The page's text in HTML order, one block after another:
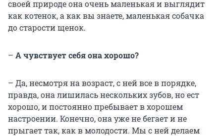
своей природе она очень маленькая и выглядит
как котенок, а как вы знаете, маленькая собачка
до старости щенок.
– А чувствует себя она хорошо?
– Да, несмотря на возраст, с ней все в порядке,
правда, она лишилась нескольких зубов, но ест
хорошо, и постоянно пребывает в хорошем
настроении. Конечно, она уже не бегает и не
прыгает так, как в молодости. Мы с ней делаем